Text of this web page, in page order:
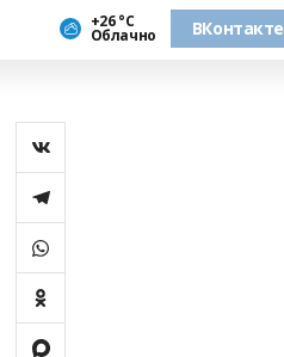
+26 °С
Облачно ВКонтакте